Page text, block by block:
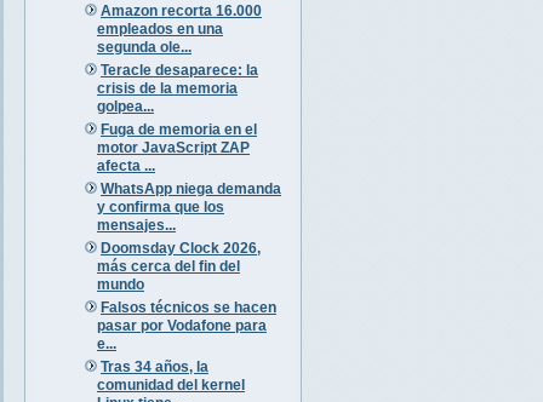
Amazon recorta 16.000
empleados en una
segunda ole...
Teracle desaparece: la
crisis de la memoria
golpea...
Fuga de memoria en el
motor JavaScript ZAP
afecta ...
WhatsApp niega demanda
y confirma que los
mensajes...
Doomsday Clock 2026,
más cerca del fin del
mundo
Falsos técnicos se hacen
pasar por Vodafone para
e...
Tras 34 años, la
comunidad del kernel